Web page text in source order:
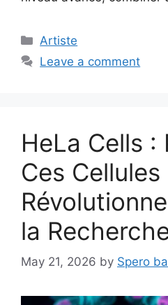
Categories
Artiste
Leave a comment
HeLa Cells :
Ces Cellules
la
May 21, 2026 by Spero